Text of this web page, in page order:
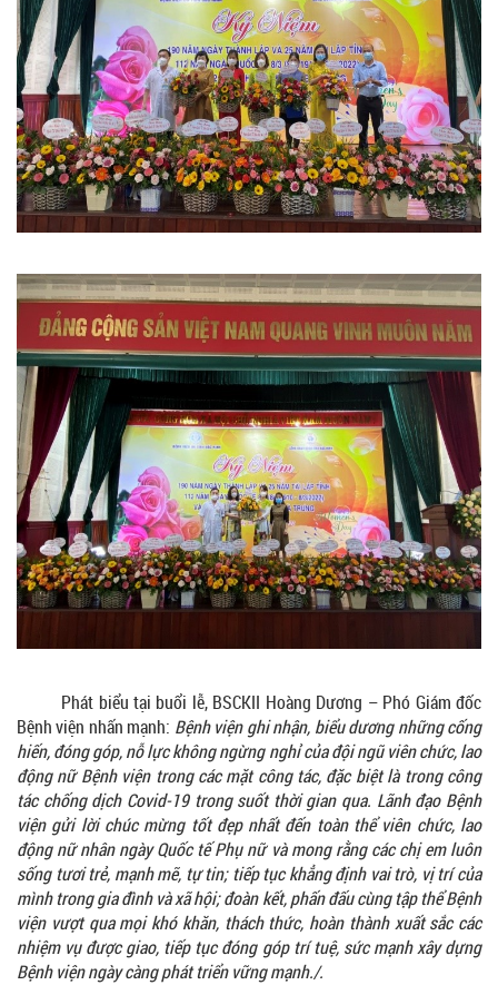
Phát biểu tại buổi lễ, BSCKII Hoàng Dương – Phó Giám đốc
Bệnh viện nhấn mạnh: Bệnh viện ghi nhận, biểu dương những cống
hiến, đóng góp, nỗ lực không ngừng nghỉ của đội ngũ viên chức, lao
động nữ Bệnh viện trong các mặt công tác, đặc biệt là trong công
tác chống dịch Covid-19 trong suốt thời gian qua. Lãnh đạo Bệnh
viện gửi lời chúc mừng tốt đẹp nhất đến toàn thể viên chức, lao
động nữ nhân ngày Quốc tế Phụ nữ và mong rằng các chị em luôn
sống tươi trẻ, mạnh mẽ, tự tin; tiếp tục khẳng định vai trò, vị trí của
mình trong gia đình và xã hội; đoàn kết, phấn đấu cùng tập thể Bệnh
viện vượt qua mọi khó khăn, thách thức, hoàn thành xuất sắc các
nhiệm vụ được giao, tiếp tục đóng góp trí tuệ, sức mạnh xây dựng
Bệnh viện ngày càng phát triển vững mạnh./.